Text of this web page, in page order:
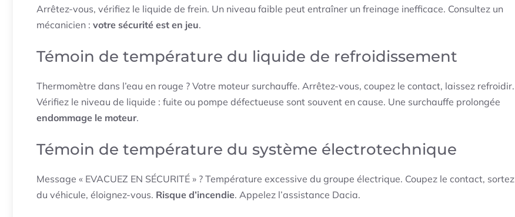
Arrêtez-vous, vérifiez le liquide de frein. Un niveau faible peut entraîner un freinage inefficace. Consultez un
mécanicien : votre sécurité est en jeu.
Témoin de température du liquide de refroidissement
Thermomètre dans l’eau en rouge ? Votre moteur surchauffe. Arrêtez-vous, coupez le contact, laissez refroidir.
Vérifiez le niveau de liquide : fuite ou pompe défectueuse sont souvent en cause. Une surchauffe prolongée
endommage le moteur.
Témoin de température du système électrotechnique
Message « EVACUEZ EN SÉCURITÉ » ? Température excessive du groupe électrique. Coupez le contact, sortez
du véhicule, éloignez-vous. Risque d’incendie. Appelez l’assistance Dacia.